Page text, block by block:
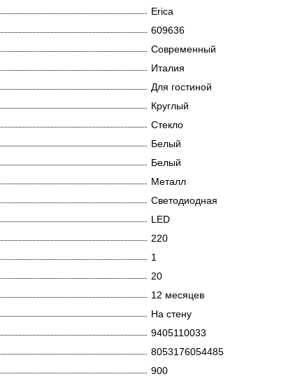
Erica
609636
Современный
Италия
Для гостиной
Круглый
Стекло
Белый
Белый
Металл
Светодиодная
LED
220
1
20
12 месяцев
На стену
9405110033
8053176054485
900